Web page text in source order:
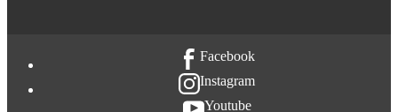
Facebook
Instagram
Youtube